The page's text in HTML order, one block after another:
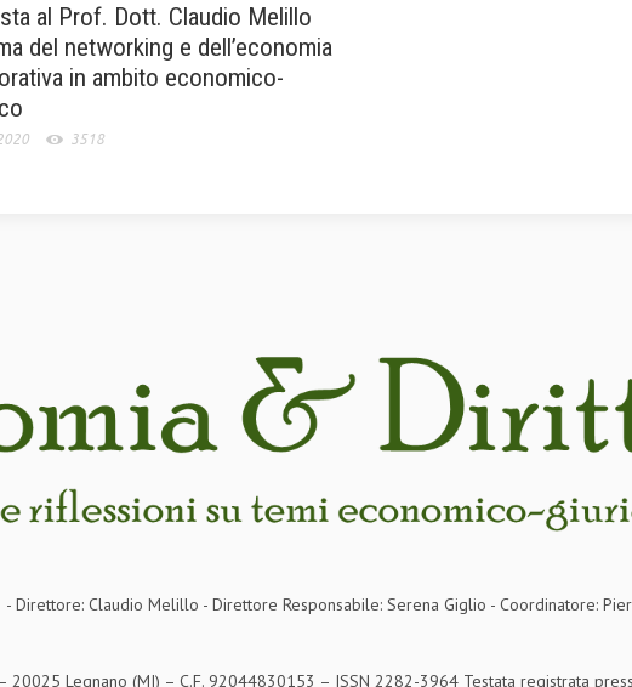
al Prof. Dott. Claudio Melillo
del networking e dell’economia
in ambito economico-
3518
Claudio Melillo - Direttore Responsabile: Serena Giglio - Coordinatore:
20025 Legnano (MI) – C.F. 92044830153 – ISSN 2282-3964 Testata registrata